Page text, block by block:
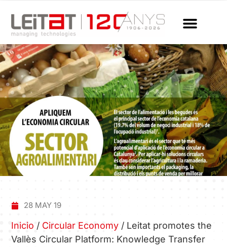
28 MAY 19
Inicio / Circular Economy / Leitat promotes the
Vallès Circular Platform: Knowledge Transfer